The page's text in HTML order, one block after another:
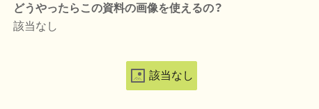
どうやったらこの資料の画像を使えるの？
該当なし
該当なし